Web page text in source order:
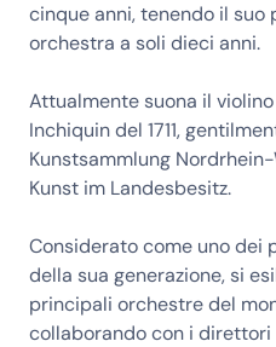
cinque anni, tenendo il
orchestra a soli dieci anni.
Attualmente suona il
Inchiquin del 1711,
Kunstsammlung
Kunst im Landesbesitz.
Considerato come uno dei
della sua generazione, si
principali orchestre del
collaborando con i direttori